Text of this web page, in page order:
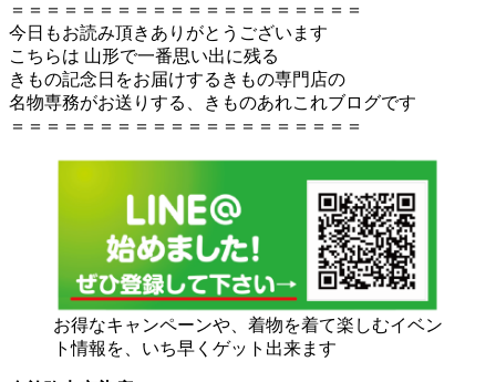
＝＝＝＝＝＝＝＝＝＝＝＝＝＝＝＝＝＝＝＝
今日もお読み頂きありがとうございます
こちらは 山形で一番思い出に残る
きもの記念日をお届けするきもの専門店の
名物専務がお送りする、きものあれこれブログです
＝＝＝＝＝＝＝＝＝＝＝＝＝＝＝＝＝＝＝＝
お得なキャンペーンや、着物を着て楽しむイベン
ト情報を、いち早くゲット出来ます